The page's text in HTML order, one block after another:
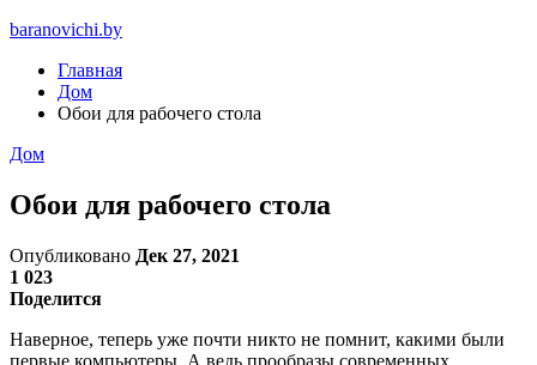
baranovichi.by
Главная
Дом
Обои для рабочего стола
Дом
Обои для рабочего стола
Опубликовано Дек 27, 2021
1 023
Поделится
Наверное, теперь уже почти никто не помнит, какими были
первые компьютеры. А ведь прообразы современных